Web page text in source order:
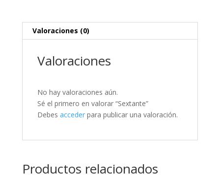
Valoraciones (0)
Valoraciones
No hay valoraciones aún.
Sé el primero en valorar “Sextante”
Debes accederpara publicar una valoración.
Productos relacionados